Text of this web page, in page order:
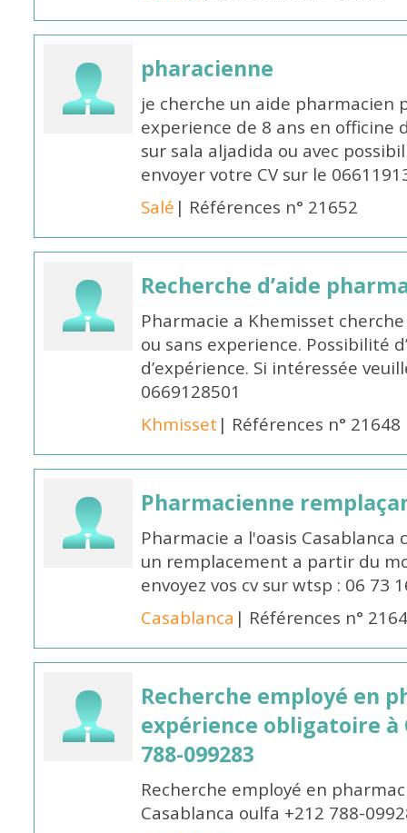
pharacienne
je cherche un aide pharmacien
experience de 8 ans en
sur sala aljadida ou avec
envoyer votre CV sur le
Salé | Références n° 21652
Recherche d’aide
Pharmacie a Khemisset
ou sans experience. Possibilité
d’expérience. Si intéressée
0669128501
Khmisset | Références n° 21648
Pharmacienne
Pharmacie a l'oasis
un remplacement a partir du
envoyez vos cv sur wtsp : 06 73
Casablanca | Références n°
Recherche employé en
expérience obligatoire à
788-099283
Recherche employé en
Casablanca oulfa +212 788-